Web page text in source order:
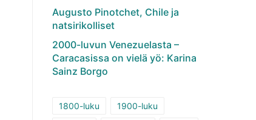
Augusto Pinotchet, Chile ja
natsirikolliset
2000-luvun Venezuelasta –
Caracasissa on vielä yö: Karina
Sainz Borgo
1800-luku
1900-luku